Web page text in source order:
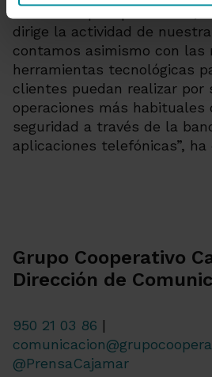
comercial que aporta valor,
dirige la actividad de
contamos asimismo con las
herramientas tecnológicas
clientes puedan realizar por
operaciones más habituales
seguridad a través de la
aplicaciones telefónicas”, ha
Grupo Cooperativo
Dirección de
950 21 03 86 |
@PrensaCajamar